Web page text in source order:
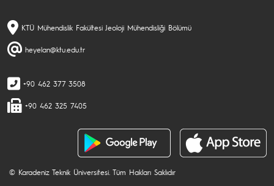
KTÜ Mühendislik Fakültesi Jeoloji Mühendisliği Bölümü
heyelan@ktu.edu.tr
+90 462 377 3508
+90 462 325 7405
© Karadeniz Teknik Üniversitesi. Tüm Hakları Saklıdır